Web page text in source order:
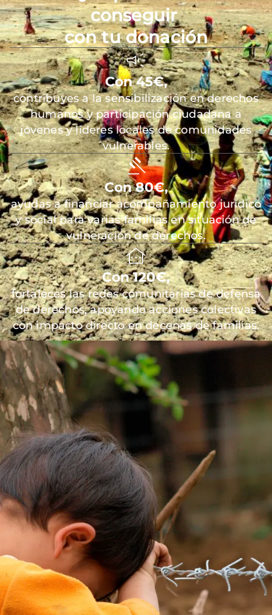
conseguir
con tu donación
Con 45€,
contribuyes a la sensibilización en derechos
humanos y participación ciudadana a
jóvenes y líderes locales de comunidades
vulnerables.
Con 80€,
ayudas a financiar acompañamiento jurídico
y social para varias familias en situación de
vulneración de derechos.
Con 120€,
fortaleces las redes comunitarias de defensa
de derechos, apoyando acciones colectivas
con impacto directo en decenas de familias.